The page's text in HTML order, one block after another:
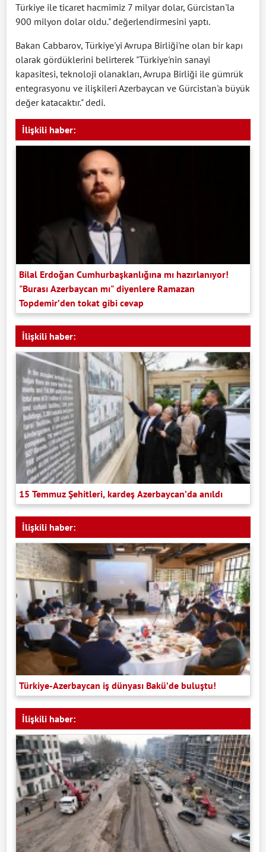
Türkiye ile ticaret hacmimiz 7 milyar dolar, Gürcistan'la
900 milyon dolar oldu." değerlendirmesini yaptı.
Bakan Cabbarov, Türkiye'yi Avrupa Birliği'ne olan bir kapı
olarak gördüklerini belirterek "Türkiye'nin sanayi
kapasitesi, teknoloji olanakları, Avrupa Birliği ile gümrük
entegrasyonu ve ilişkileri Azerbaycan ve Gürcistan'a büyük
değer katacaktır." dedi.
İlişkili haber:
Bilal Erdoğan Cumhurbaşkanlığına mı hazırlanıyor!
"Burası Azerbaycan mı" diyenlere Ramazan
Topdemir’den tokat gibi cevap
İlişkili haber:
15 Temmuz Şehitleri, kardeş Azerbaycan’da anıldı
İlişkili haber:
Türkiye-Azerbaycan iş dünyası Bakü’de buluştu!
İlişkili haber: